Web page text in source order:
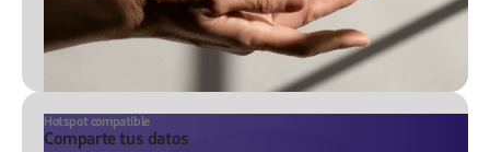
Hotspot compatible
Comparte tus datos